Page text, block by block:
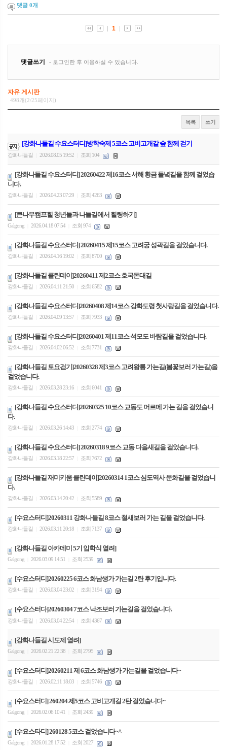
댓글 0개
자유 게시판
498개(2/25페이지)
목록 쓰기
[강화나들길 수요스터디]방학숙제 5코스 고비고개갈 숲 함께 걷기
강화나들길 2026.08.05 19:52 조회 104
[강화나들길 수요스터디] 20260422 제16코스 서해 황금 들녘길을 함께 걸었습
니다.
강화나들길 2026.04.23 07:29 조회 4263
[큰나무캠프힐 청년들과 나들길에서 힐링하기]
Galgong 2026.04.18 07:54 조회 974
[강화나들길 수요스터디] 20260415 제15코스 고려궁 성곽길을 걸었습니다.
강화나들길 2026.04.16 19:02 조회 8700
[강화나들길 클린데이]20260411 제2코스 호국돈대길
강화나들길 2026.04.11 21:50 조회 6582
[강화나들길 수요스터디]20260408 제14코스 강화도령 첫사랑길을 걸었습니다.
강화나들길 2026.04.09 13:57 조회 7933
[강화나들길 수요스터디]20260401 제11코스 석모도 바람길을 걸었습니다.
강화나들길 2026.04.02 06:52 조회 7731
[강화나들길 토요걷기]20260328 제3코스 고려왕릉 가는길(봄꽃보러 가는길)을
걸었습니다.
강화나들길 2026.03.28 23:16 조회 6041
[강화나들길 수요스터디]20260325 10코스 교동도 머르메 가는 길을 걸었습니
다.
강화나들길 2026.03.26 14:43 조회 2774
[강화나들길 수요스터디] 20260318 9코스 교동 다을새길을 걸었습니다.
강화나들길 2026.03.18 22:57 조회 7672
[강화나들길 재미키움 클린데이]20260314 1코스 심도역사 문화길을 걸었습니
다.
강화나들길 2026.03.14 20:42 조회 5589
[수요스터디]20260311 강화나들길 8코스 철새보러 가는 길을 걸었습니다.
강화나들길 2026.03.11 20:18 조회 7137
[강화나들길 아카데미 5기 입학식 열려]
Galgong 2026.03.09 14:51 조회 2539
[수요스터디]20260225 6코스 화남생가 가는길 2탄 후기입니다.
강화나들길 2026.03.04 23:02 조회 3194
[수요스터다]20260304 7코스 낙조보러 가는길을 걸었습니다.
강화나들길 2026.03.04 22:54 조회 4367
[강화나들길 시도제 열려]
Galgong 2026.02.21 22:38 조회 2795
[수요스터디]20260211 제 6코스 화남생가 가는길을 걸었습니다~
강화나들길 2026.02.11 18:03 조회 5746
[수요스터디] 260204 제5코스 고비고개길 2탄 걸었습니다~
Galgong 2026.02.06 10:41 조회 2439
[수요스타디] 260128 5코스 걸었습니다~^
Galgong 2026.01.28 17:52 조회 2027